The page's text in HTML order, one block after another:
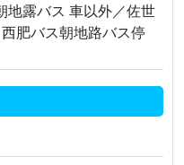
地露バス 車以外／佐世
肥バス朝地路バス停